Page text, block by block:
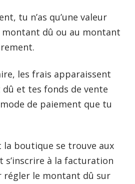
tu n’as qu’une valeur
dû ou au montant
les frais apparaissent
et tes fonds de vente
de paiement que tu
la boutique se trouve aux
s’inscrire à la facturation
le montant dû sur